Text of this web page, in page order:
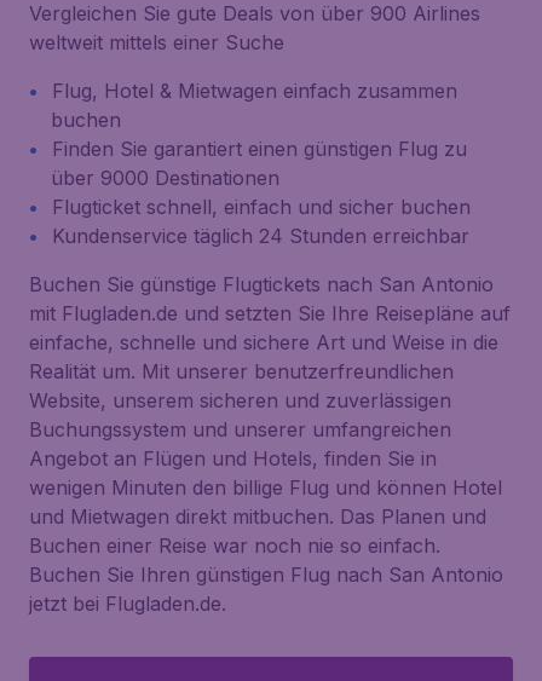
Vergleichen Sie gute Deals von über 900 Airlines
weltweit mittels einer Suche
Flug, Hotel & Mietwagen einfach zusammen
buchen
Finden Sie garantiert einen günstigen Flug zu
über 9000 Destinationen
Flugticket schnell, einfach und sicher buchen
Kundenservice täglich 24 Stunden erreichbar
Buchen Sie günstige Flugtickets nach San Antonio
mit Flugladen.de und setzten Sie Ihre Reisepläne auf
einfache, schnelle und sichere Art und Weise in die
Realität um. Mit unserer benutzerfreundlichen
Website, unserem sicheren und zuverlässigen
Buchungssystem und unserer umfangreichen
Angebot an Flügen und Hotels, finden Sie in
wenigen Minuten den billige Flug und können Hotel
und Mietwagen direkt mitbuchen. Das Planen und
Buchen einer Reise war noch nie so einfach.
Buchen Sie Ihren günstigen Flug nach San Antonio
jetzt bei Flugladen.de.